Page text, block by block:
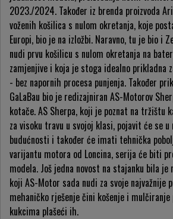
2023./2024. Također iz brenda proizvoda
voženih košilica s nulom okretanja, koje
Europi, bio je na izložbi. Naravno, tu je bio i
nudi prvu košilicu s nulom okretanja na
zamjenjive i koja je stoga idealno prikladna
- bez napornih procesa punjenja. Također
GaLaBau bio je redizajniran AS-Motorov
kotače. AS Sherpa, koji je poznat na tržištu
za visoku travu u svojoj klasi, pojavit će se
budućnosti i također će imati tehnička
varijantu motora od Loncina, serija će biti
modela. Još jedna novost na stajanku bila je
koji AS-Motor sada nudi za svoje najvažnije
mehaničko rješenje čini košenje i
kukcima plašeći ih.